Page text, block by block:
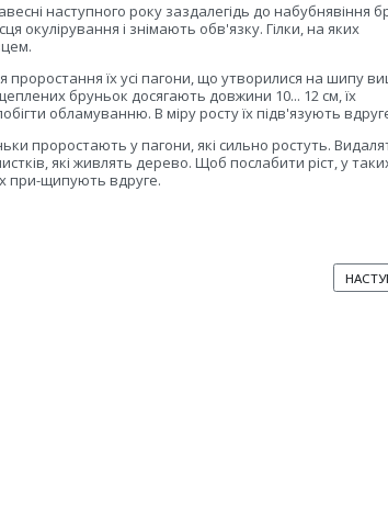
наступного року заздалегідь до набубнявіння
окулірування і знімають обв'язку. Гілки, на яких
проростання їх усі пагони, що утворилися на шипу
бруньок досягають довжини 10... 12 см, їх
обламуванню. В міру росту їх підв'язують
проростають у пагони, які сильно ростуть.
які живлять дерево. Щоб послабити ріст, у
при-щипують вдруге.